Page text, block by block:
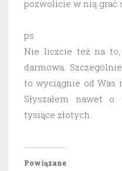
pozwolicie w nią grać
ps
Nie liczcie też na
darmowa.
to wyciągnie od Was
Słyszałem nawet
tysiące złotych.
Powiązane